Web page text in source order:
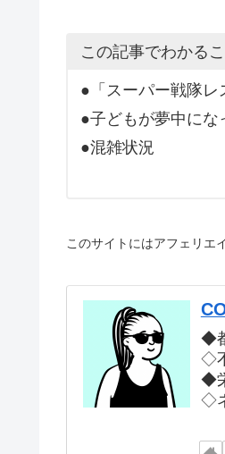
この記事でわかる
●「スーパー戦隊レ
●子どもが夢中にな
●混雑状況
このサイトにはアフェリエ
◆
◇
◆
◇